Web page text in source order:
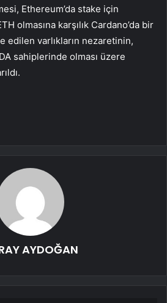
Ethereum’da stake için
olmasına karşılık Cardano’da bir
edilen varlıkların nezaretinin,
sahiplerinde olması üzere
AYDOĞAN